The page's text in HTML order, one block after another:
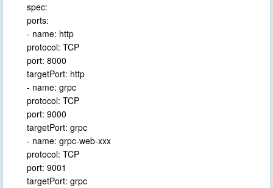
spec:
ports:
- name: http
protocol: TCP
port: 8000
targetPort: http
- name: grpc
protocol: TCP
port: 9000
targetPort: grpc
- name: grpc-web-xxx
protocol: TCP
port: 9001
targetPort: grpc